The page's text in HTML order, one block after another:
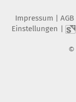
Impressum AGB
Einstellungen
©